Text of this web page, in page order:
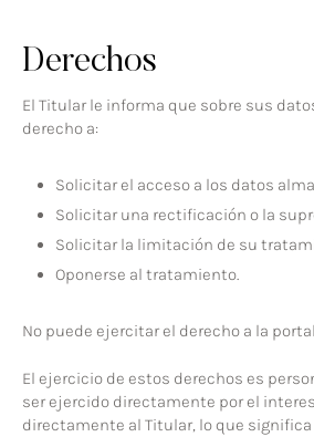
Derechos
El Titular le informa que sobre sus
derecho a:
Solicitar el acceso a los datos
Solicitar una rectificación o la
Solicitar la limitación de su
Oponerse al tratamiento.
No puede ejercitar el derecho a la
El ejercicio de estos derechos es
ser ejercido directamente por el
directamente al Titular, lo que